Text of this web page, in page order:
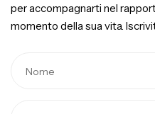
per accompagnarti nel
momento della sua vita.